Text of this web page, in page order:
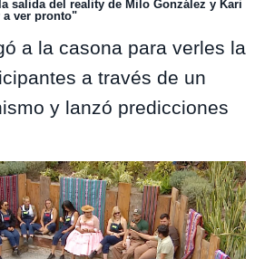
salida del reality de Milo González y Kari
a ver pronto"
a la casona para verles la
a través de un
y lanzó predicciones